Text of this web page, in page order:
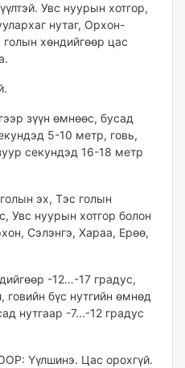
Увс нуурын хотгор,
нутаг, Орхон-
голын хөндийгөөр цас
зүүн өмнөөс, бусад
5-10 метр, говь,
секундэд 16-18 метр
эх, Тэс голын
Увс нуурын хотгор болон
Сэлэнгэ, Хараа, Ерөө,
-12…-17 градус,
бүс нутгийн өмнөд
нутгаар -7...-12 градус
Үүлшинэ. Цас орохгүй.